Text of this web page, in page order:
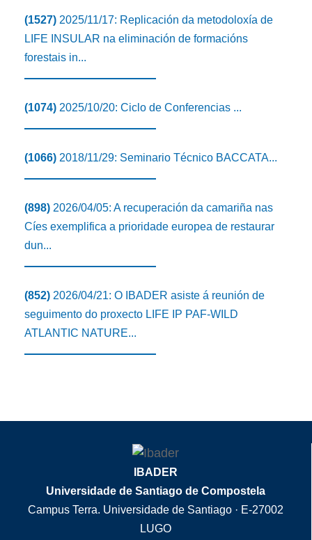
(1527) 2025/11/17: Replicación da metodoloxía de
LIFE INSULAR na eliminación de formacións
forestais in...
(1074) 2025/10/20: Ciclo de Conferencias ...
(1066) 2018/11/29: Seminario Técnico BACCATA...
(898) 2026/04/05: A recuperación da camariña nas
Cíes exemplifica a prioridade europea de restaurar
dun...
(852) 2026/04/21: O IBADER asiste á reunión de
seguimento do proxecto LIFE IP PAF-WILD
ATLANTIC NATURE...
IBADER
Universidade de Santiago de Compostela
Campus Terra. Universidade de Santiago · E-27002
LUGO